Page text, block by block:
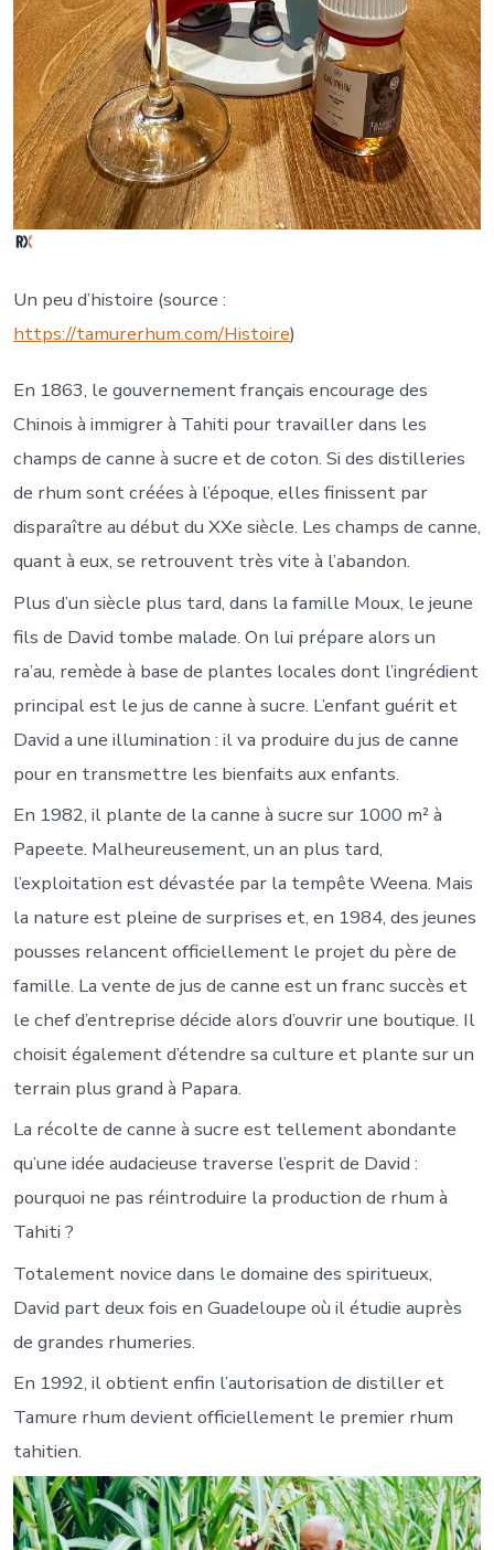
Un peu d’histoire (source :
https://tamurerhum.com/Histoire)
En 1863, le gouvernement français encourage des
Chinois à immigrer à Tahiti pour travailler dans les
champs de canne à sucre et de coton. Si des distilleries
de rhum sont créées à l’époque, elles finissent par
disparaître au début du XXe siècle. Les champs de canne,
quant à eux, se retrouvent très vite à l’abandon.
Plus d’un siècle plus tard, dans la famille Moux, le jeune
fils de David tombe malade. On lui prépare alors un
ra’au, remède à base de plantes locales dont l’ingrédient
principal est le jus de canne à sucre. L’enfant guérit et
David a une illumination : il va produire du jus de canne
pour en transmettre les bienfaits aux enfants.
En 1982, il plante de la canne à sucre sur 1000 m² à
Papeete. Malheureusement, un an plus tard,
l’exploitation est dévastée par la tempête Weena. Mais
la nature est pleine de surprises et, en 1984, des jeunes
pousses relancent officiellement le projet du père de
famille. La vente de jus de canne est un franc succès et
le chef d’entreprise décide alors d’ouvrir une boutique. Il
choisit également d’étendre sa culture et plante sur un
terrain plus grand à Papara.
La récolte de canne à sucre est tellement abondante
qu’une idée audacieuse traverse l’esprit de David :
pourquoi ne pas réintroduire la production de rhum à
Tahiti ?
Totalement novice dans le domaine des spiritueux,
David part deux fois en Guadeloupe où il étudie auprès
de grandes rhumeries.
En 1992, il obtient enfin l’autorisation de distiller et
Tamure rhum devient officiellement le premier rhum
tahitien.